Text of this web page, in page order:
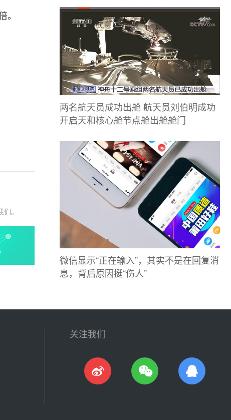
。
。
两名航天员成功出舱 航天员刘伯明成功
开启天和核心舱节点舱出舱舱门
微信显示“正在输入”，其实不是在回复消
息，背后原因挺“伤人”
关注我们